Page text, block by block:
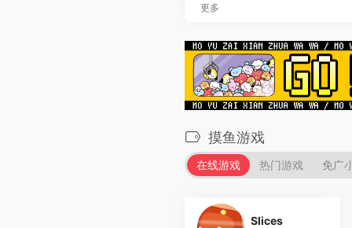
更多
摸鱼游戏
在线游戏 热门游戏 免广
Slices